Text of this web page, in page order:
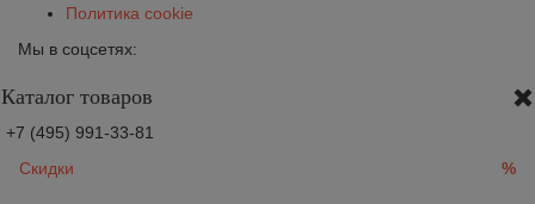
Политика cookie
Мы в соцсетях:
Каталог товаров
+7 (495) 991-33-81
Скидки
%